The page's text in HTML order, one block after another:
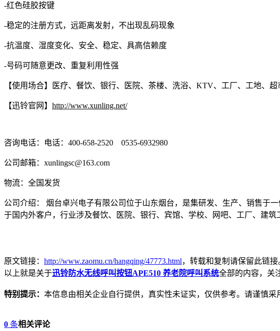
-红色硅胶按键
-稳定的注册方式，远距离发射，不出现乱码现象
-抗温度、湿度变化、安全、稳定、具高信赖度
-号码可随意更改、重复利用性强
【使用场合】医疗、餐饮、银行、医院、茶楼、洗浴、KTV、工厂、工地、超
【迅铃官网】 http://www.xunling.net/
咨询电话：电话：400-658-2520 0535-6932980
公司邮箱：xunlingsc@163.com
物流：全国发货
公司介绍： 烟台卓兴电子有限公司位于山东烟台，是集研发、生产、销售于
于国内外客户，行业涉及餐饮、医院、银行、宾馆、学校、网吧、工厂、建
原文链接： http://www.zaomu.cn/hangqing/47773.html，转载和复制请保留此链接
以上就是关于迅铃防水无线呼叫按钮APE510 养老院呼叫系统全部的内容，关
特别提示： 本信息由相关企业自行提供，真实性未证实，仅供参考。请谨慎采
0 条相关评论